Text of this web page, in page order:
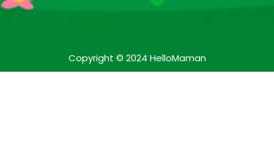
Copyright © 2024 HelloMaman